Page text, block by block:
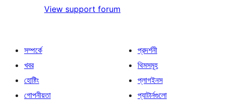
View support forum
সম্পর্কে
খবর
হোষ্টিং
গোপনীয়তা
প্রদর্শনী
থিমসমূহ
প্লাগইনস
প্যাটার্নগুলো